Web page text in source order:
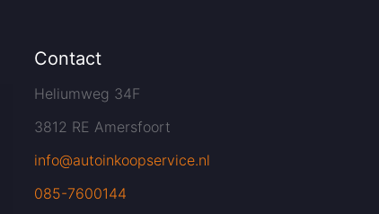
Contact
Heliumweg 34F
3812 RE Amersfoort
info@autoinkoopservice.nl
085-7600144